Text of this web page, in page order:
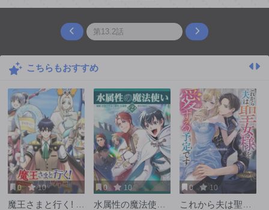
こちらもおすすめ
0 10
魔王さまと行く! ワ
0 10
水属性の魔法使い
0 10
これから夫は聖女